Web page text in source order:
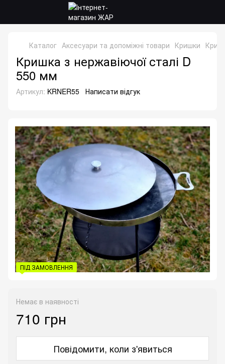
Каталог Аксесуари та допоміжні товари Кришки
Кришка з нержавіючої сталі D
550 мм
Артикул: KRNER55 Написати відгук
ПІД ЗАМОВЛЕННЯ
Немає в наявності
710 грн
Повідомити, коли з'явиться